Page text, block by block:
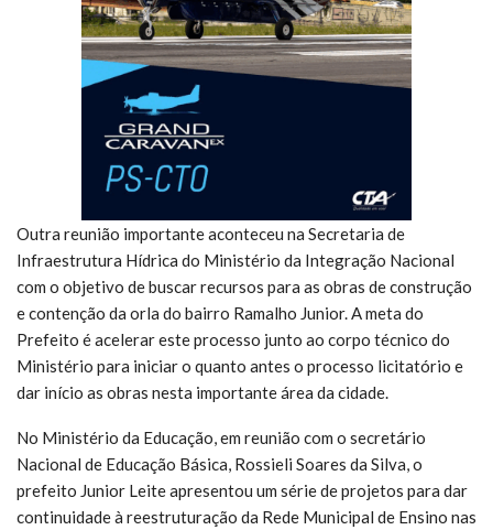
Outra reunião importante aconteceu na Secretaria de
Infraestrutura Hídrica do Ministério da Integração Nacional
com o objetivo de buscar recursos para as obras de construção
e contenção da orla do bairro Ramalho Junior. A meta do
Prefeito é acelerar este processo junto ao corpo técnico do
Ministério para iniciar o quanto antes o processo licitatório e
dar início as obras nesta importante área da cidade.
No Ministério da Educação, em reunião com o secretário
Nacional de Educação Básica, Rossieli Soares da Silva, o
prefeito Junior Leite apresentou um série de projetos para dar
continuidade à reestruturação da Rede Municipal de Ensino nas